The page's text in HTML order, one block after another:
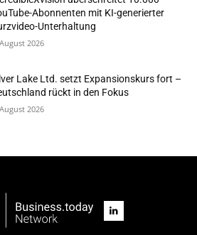
Abonnenten mit KI-generierter
Unterhaltung
2026
Lake Ltd. setzt Expansionskurs fort –
rückt in den Fokus
2026